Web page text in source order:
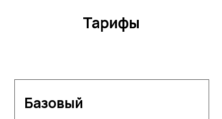
Тарифы
педагогического мастерства и
Московском институте открытого
«Ломоносовская школа».
Любимые нейросети: